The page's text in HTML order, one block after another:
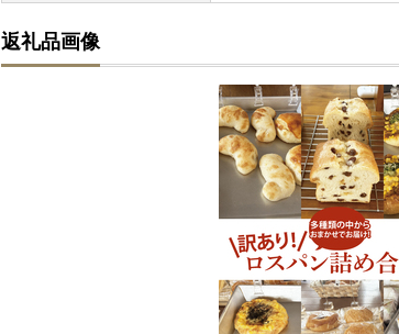
返礼品画像